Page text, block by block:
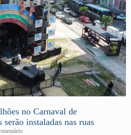
no Carnaval de
instaladas nas ruas